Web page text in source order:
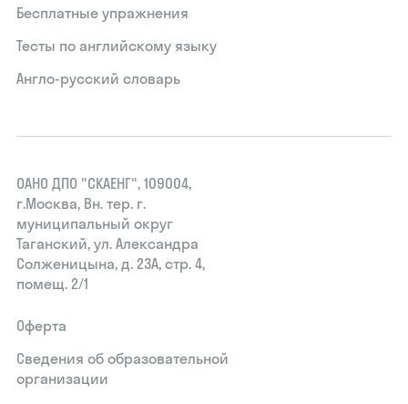
Бесплатные упражнения
Тесты по английскому языку
Англо-русский словарь
ОАНО ДПО "СКАЕНГ", 109004,
г.Москва, Вн. тер. г.
муниципальный округ
Таганский, ул. Александра
Солженицына, д. 23А, стр. 4,
помещ. 2/1
Оферта
Сведения об образовательной
организации